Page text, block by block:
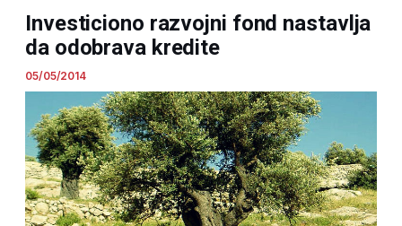
Investiciono razvojni fond nastavlja
da odobrava kredite
05/05/2014